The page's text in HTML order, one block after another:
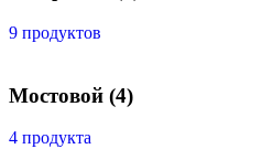
9 продуктов
Мостовой (4)
4 продукта